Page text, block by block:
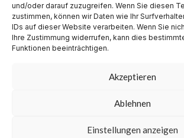
und/oder darauf zuzugreifen. Wenn Sie diesen
zustimmen, können wir Daten wie Ihr
IDs auf dieser Website verarbeiten. Wenn Sie
Ihre Zustimmung widerrufen, kann dies
Funktionen beeinträchtigen.
Akzeptieren
Ablehnen
Einstellungen anzeigen
Januar 2025
Dezember 2024
November 2024
Oktober 2024